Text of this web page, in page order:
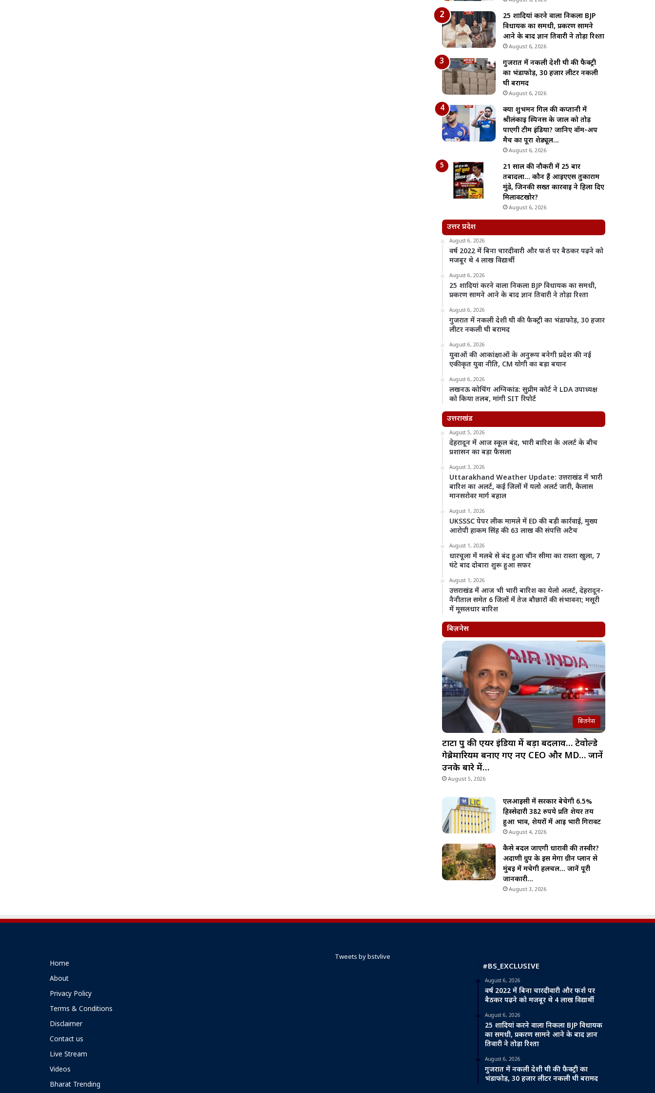
25 शादियां करने वाला निकला BJP
विधायक का समधी, प्रकरण सामने
आने के बाद ज्ञान तिवारी ने तोड़ा रिश्ता
August 6, 2026
गुजरात में नकली देशी घी की फैक्ट्री
का भंडाफोड़, 30 हजार लीटर नकली
घी बरामद
August 6, 2026
क्या शुभमन गिल की कप्तानी में
श्रीलंकाई स्पिनर्स के जाल को तोड़
पाएगी टीम इंडिया? जानिए वॉर्म-अप
मैच का पूरा शेड्यूल…
August 6, 2026
21 साल की नौकरी में 25 बार
तबादला… कौन हैं आईएएस तुकाराम
मुंढे, जिनकी सख्त कार्रवाई ने हिला दिए
मिलावटखोर?
August 6, 2026
उत्तर प्रदेश
August 6, 2026
वर्ष 2022 में बिना चारदीवारी और फर्श पर बैठकर पढ़ने को
मजबूर थे 4 लाख विद्यार्थी
August 6, 2026
25 शादियां करने वाला निकला BJP विधायक का समधी,
प्रकरण सामने आने के बाद ज्ञान तिवारी ने तोड़ा रिश्ता
August 6, 2026
गुजरात में नकली देशी घी की फैक्ट्री का भंडाफोड़, 30 हजार
लीटर नकली घी बरामद
August 6, 2026
युवाओं की आकांक्षाओं के अनुरूप बनेगी प्रदेश की नई
एकीकृत युवा नीति, CM योगी का बड़ा बयान
August 6, 2026
लखनऊ कोचिंग अग्निकांड: सुप्रीम कोर्ट ने LDA उपाध्यक्ष
को किया तलब, मांगी SIT रिपोर्ट
उत्तराखंड
August 5, 2026
देहरादून में आज स्कूल बंद, भारी बारिश के अलर्ट के बीच
प्रशासन का बड़ा फैसला
August 3, 2026
Uttarakhand Weather Update: उत्तराखंड में भारी
बारिश का अलर्ट, कई जिलों में यलो अलर्ट जारी, कैलास
मानसरोवर मार्ग बहाल
August 1, 2026
UKSSSC पेपर लीक मामले में ED की बड़ी कार्रवाई, मुख्य
आरोपी हाकम सिंह की 63 लाख की संपत्ति अटैच
August 1, 2026
धारचूला में मलबे से बंद हुआ चीन सीमा का रास्ता खुला, 7
घंटे बाद दोबारा शुरू हुआ सफर
August 1, 2026
उत्तराखंड में आज भी भारी बारिश का येलो अलर्ट, देहरादून-
नैनीताल समेत 6 जिलों में तेज बौछारों की संभावना; मसूरी
में मूसलधार बारिश
बिज़नेस
बिज़नेस
टाटा ग्रुप की एयर इंडिया में बड़ा बदलाव… टेवोल्डे
गेब्रेमारियम बनाए गए नए CEO और MD… जानें
उनके बारे में…
August 5, 2026
एलआईसी में सरकार बेचेगी 6.5%
हिस्सेदारी 382 रुपये प्रति शेयर तय
हुआ भाव, शेयरों में आई भारी गिरावट
August 4, 2026
कैसे बदल जाएगी धारावी की तस्वीर?
अदाणी ग्रुप के इस मेगा ग्रीन प्लान से
मुंबई में मचेगी हलचल… जानें पूरी
जानकारी…
August 3, 2026
Home
About
Privacy Policy
Terms & Conditions
Disclaimer
Contact us
Live Stream
Videos
Bharat Trending
Tweets by bstvlive
#BS_EXCLUSIVE
August 6, 2026
वर्ष 2022 में बिना चारदीवारी और फर्श पर
बैठकर पढ़ने को मजबूर थे 4 लाख विद्यार्थी
August 6, 2026
25 शादियां करने वाला निकला BJP विधायक
का समधी, प्रकरण सामने आने के बाद ज्ञान
तिवारी ने तोड़ा रिश्ता
August 6, 2026
गुजरात में नकली देशी घी की फैक्ट्री का
भंडाफोड़, 30 हजार लीटर नकली घी बरामद